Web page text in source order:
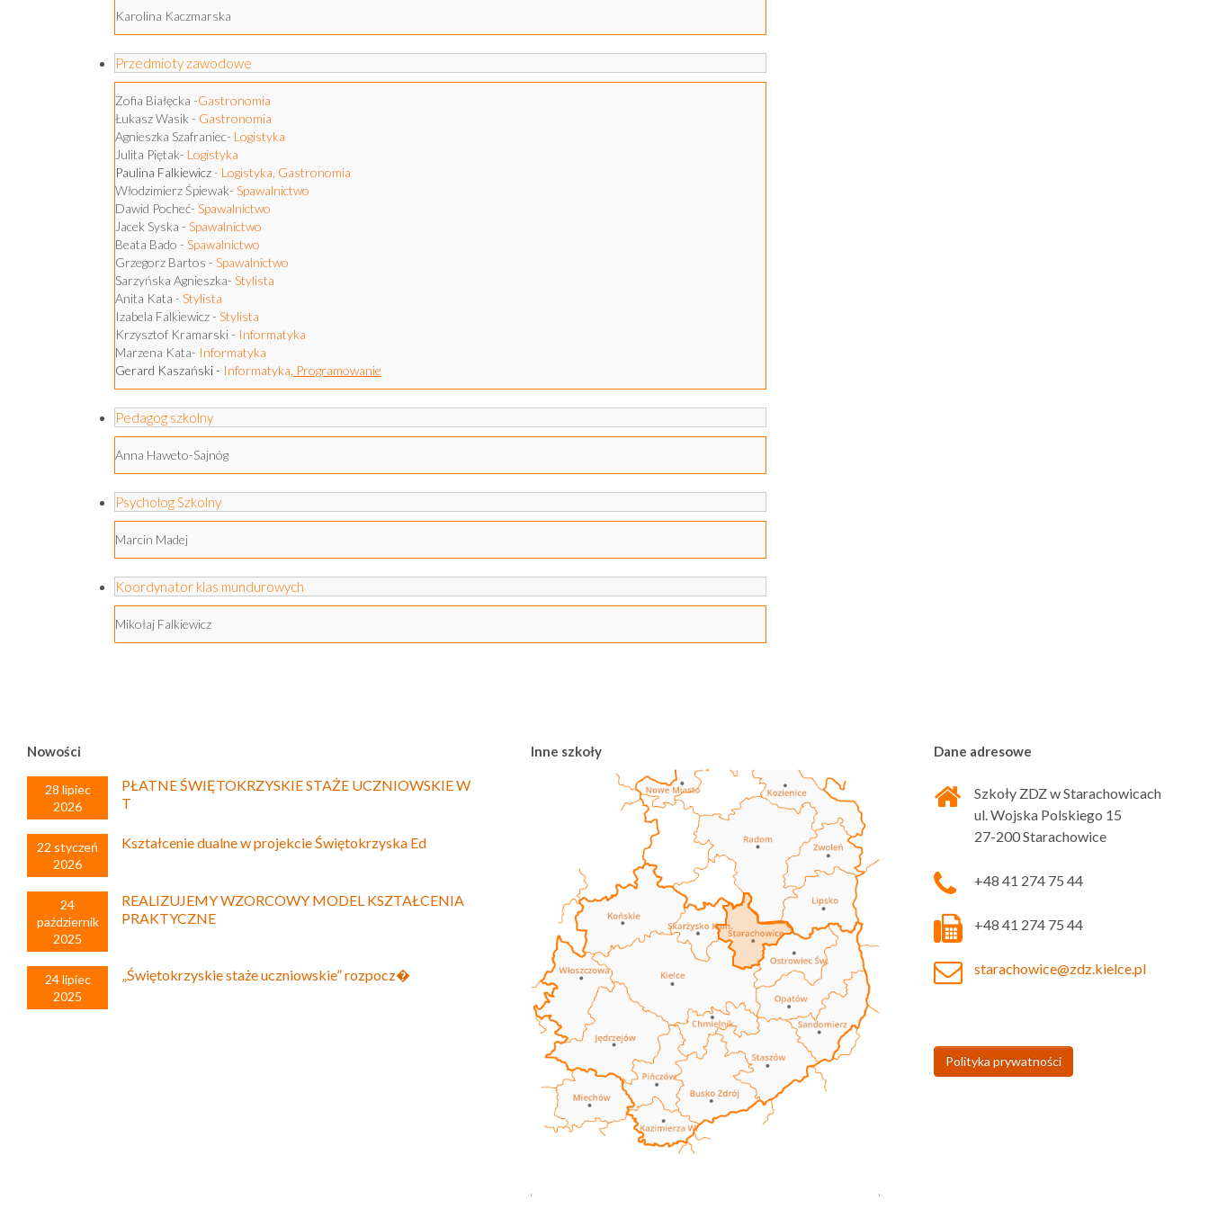
Karolina Kaczmarska
Przedmioty zawodowe
Zofia Białęcka -Gastronomia
Łukasz Wasik - Gastronomia
Agnieszka Szafraniec- Logistyka
Julita Piętak- Logistyka
Paulina Falkiewicz- Logistyka, Gastronomia
Włodzimierz Śpiewak- Spawalnictwo
Dawid Pocheć- Spawalnictwo
Jacek Syska - Spawalnictwo
Beata Bado - Spawalnictwo
Grzegorz Bartos - Spawalnictwo
Sarzyńska Agnieszka- Stylista
Anita Kata - Stylista
Izabela Falkiewicz - Stylista
Krzysztof Kramarski - Informatyka
Marzena Kata- Informatyka
Gerard Kaszański - Informatyka, Programowanie
Pedagog szkolny
Anna Haweto-Sajnóg
Psycholog Szkolny
Marcin Madej
Koordynator klas mundurowych
Mikołaj Falkiewicz
Nowości
28 lipiec
2026
PŁATNE ŚWIĘTOKRZYSKIE STAŻE UCZNIOWSKIE W
T
22 styczeń
2026
Kształcenie dualne w projekcie Świętokrzyska Ed
24
październik
2025
REALIZUJEMY WZORCOWY MODEL KSZTAŁCENIA
PRAKTYCZNE
24 lipiec
2025
„Świętokrzyskie staże uczniowskie” rozpocz�
Inne szkoły Dane adresowe
Szkoły ZDZ w Starachowicach
ul. Wojska Polskiego 15
27-200 Starachowice
+48 41 274 75 44
+48 41 274 75 44
starachowice@zdz.kielce.pl
Polityka prywatności